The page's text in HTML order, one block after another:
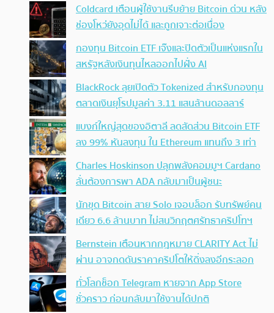
Coldcard เตือนผู้ใช้งานรีบย้าย Bitcoin ด่วน หลัง
ช่องโหว่ยังอุดไม่ได้ และถูกเจาะต่อเนื่อง
กองทุน Bitcoin ETF เจ๊งและปิดตัวเป็นแห่งแรกใน
สหรัฐหลังเงินทุนไหลออกไปฝั่ง AI
BlackRock ลุยเปิดตัว Tokenized สำหรับกองทุน
ตลาดเงินยุโรปมูลค่า 3.11 แสนล้านดอลลาร์
แบงก์ใหญ่สุดของอิตาลี ลดสัดส่วน Bitcoin ETF
ลง 99% หันลงทุน ใน Ethereum แทนถึง 3 เท่า
Charles Hoskinson ปลุกพลังคอมมูฯ Cardano
ลั่นต้องการพา ADA กลับมาเป็นผู้ชนะ
นักขุด Bitcoin สาย Solo เจอบล็อก รับทรัพย์คน
เดียว 6.6 ล้านบาท ไม่สนวิกฤตศรัทธาคริปโทฯ
Bernstein เตือนหากกฎหมาย CLARITY Act ไม่
ผ่าน อาจกดดันราคาคริปโตให้ดิ่งลงอีกระลอก
ทั่วโลกช็อก Telegram หายจาก App Store
ชั่วคราว ก่อนกลับมาใช้งานได้ปกติ